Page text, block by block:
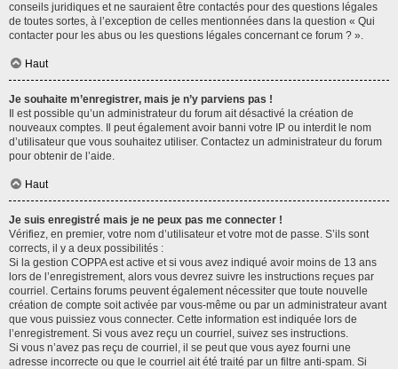
conseils juridiques et ne sauraient être contactés pour des questions légales
de toutes sortes, à l’exception de celles mentionnées dans la question « Qui
contacter pour les abus ou les questions légales concernant ce forum ? ».
Haut
Je souhaite m’enregistrer, mais je n’y parviens pas !
Il est possible qu’un administrateur du forum ait désactivé la création de
nouveaux comptes. Il peut également avoir banni votre IP ou interdit le nom
d’utilisateur que vous souhaitez utiliser. Contactez un administrateur du forum
pour obtenir de l’aide.
Haut
Je suis enregistré mais je ne peux pas me connecter !
Vérifiez, en premier, votre nom d’utilisateur et votre mot de passe. S’ils sont
corrects, il y a deux possibilités :
Si la gestion COPPA est active et si vous avez indiqué avoir moins de 13 ans
lors de l’enregistrement, alors vous devrez suivre les instructions reçues par
courriel. Certains forums peuvent également nécessiter que toute nouvelle
création de compte soit activée par vous-même ou par un administrateur avant
que vous puissiez vous connecter. Cette information est indiquée lors de
l’enregistrement. Si vous avez reçu un courriel, suivez ses instructions.
Si vous n’avez pas reçu de courriel, il se peut que vous ayez fourni une
adresse incorrecte ou que le courriel ait été traité par un filtre anti-spam. Si